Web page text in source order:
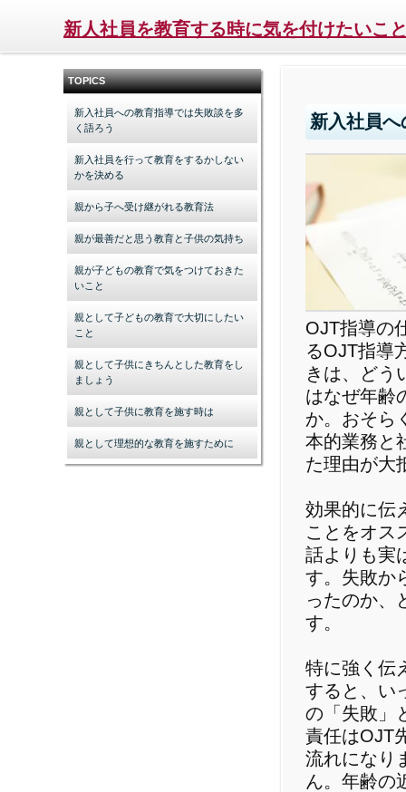
新人社員を教育する時に気を付けたいこ
TOPICS
新入社員への教育指導では失敗談を多
く語ろう
新入社員を行って教育をするかしない
かを決める
親から子へ受け継がれる教育法
親が最善だと思う教育と子供の気持ち
親が子どもの教育で気をつけておきた
いこと
親として子どもの教育で大切にしたい
こと
親として子供にきちんとした教育をし
ましょう
親として子供に教育を施す時は
親として理想的な教育を施すために
新入社員
OJT指導の
るOJT指導
きは、どう
はなぜ年齢
か。おそら
本的業務と
た理由が大
効果的に伝
ことをオス
話よりも実
す。失敗か
ったのか、
す。
特に強く伝
すると、い
の「失敗」
責任はOJT
流れになり
ん。年齢の